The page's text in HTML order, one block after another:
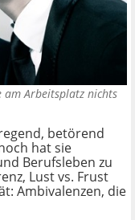
am Arbeitsplatz nichts
betörend
hat sie
Berufsleben zu
Lust vs. Frust
Ambivalenzen, die